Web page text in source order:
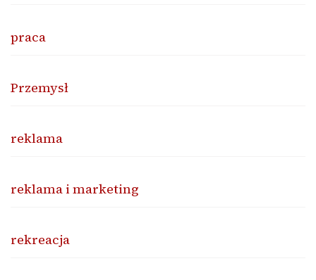
praca
Przemysł
reklama
reklama i marketing
rekreacja